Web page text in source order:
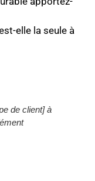
elle la seule à
de client] à